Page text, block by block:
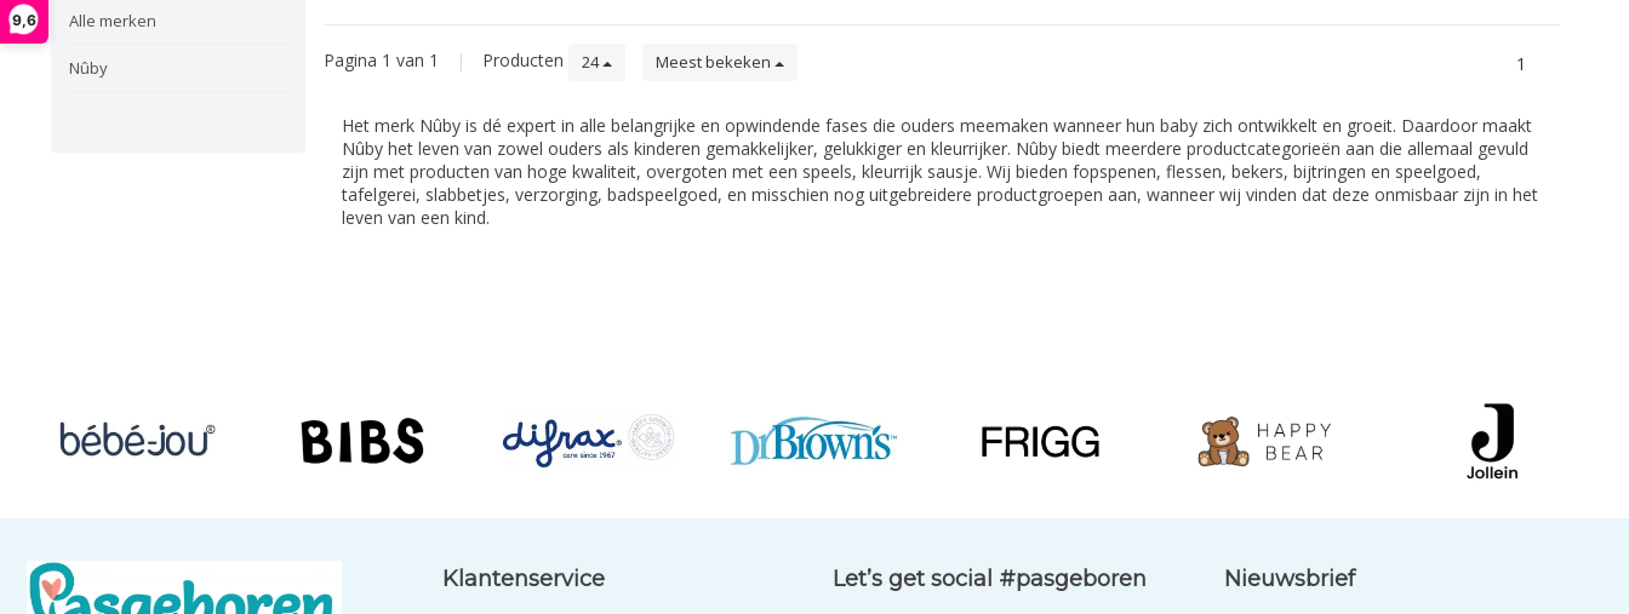
9,6 Alle merken
Nûby Pagina 1 van 1 | Producten 24 Meest bekeken 1
Het merk Nûby is dé expert in alle belangrijke en opwindende fases die ouders meemaken wanneer hun baby zich ontwikkelt en groeit. Daardoor maakt
Nûby het leven van zowel ouders als kinderen gemakkelijker, gelukkiger en kleurrijker. Nûby biedt meerdere productcategorieën aan die allemaal gevuld
zijn met producten van hoge kwaliteit, overgoten met een speels, kleurrijk sausje. Wij bieden fopspenen, flessen, bekers, bijtringen en speelgoed,
tafelgerei, slabbetjes, verzorging, badspeelgoed, en misschien nog uitgebreidere productgroepen aan, wanneer wij vinden dat deze onmisbaar zijn in het
leven van een kind.
Klantenservice Let’s get social #pasgeboren Nieuwsbrief